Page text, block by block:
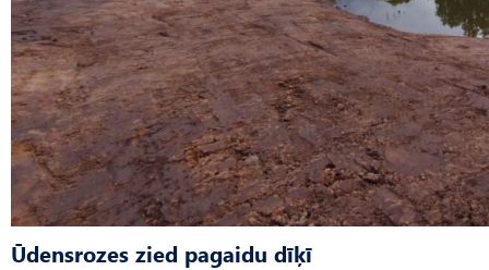
Ūdensrozes zied pagaidu dīķī